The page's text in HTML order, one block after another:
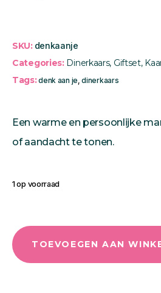
SKU: denkaanje
Categories: Dinerkaars, Giftset,
Tags:denk aan je ,dinerkaars
Een warme en persoonlijke
of aandacht te tonen.
1 op voorraad
TOEVOEGEN AAN